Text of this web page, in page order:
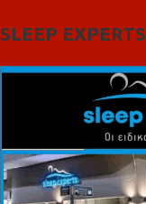
SLEEP EXPERTS